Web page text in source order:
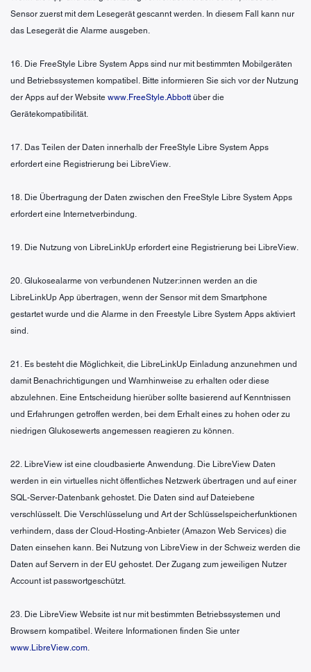
Sensor zuerst mit dem Lesegerät gescannt werden. In diesem Fall kann nur
das Lesegerät die Alarme ausgeben.
16. Die FreeStyle Libre System Apps sind nur mit bestimmten Mobilgeräten
und Betriebssystemen kompatibel. Bitte informieren Sie sich vor der Nutzung
der Apps auf der Website www.FreeStyle.Abbott über die
Gerätekompatibilität.
17. Das Teilen der Daten innerhalb der FreeStyle Libre System Apps
erfordert eine Registrierung bei LibreView.
18. Die Übertragung der Daten zwischen den FreeStyle Libre System Apps
erfordert eine Internetverbindung.
19. Die Nutzung von LibreLinkUp erfordert eine Registrierung bei LibreView.
20. Glukosealarme von verbundenen Nutzer:innen werden an die
LibreLinkUp App übertragen, wenn der Sensor mit dem Smartphone
gestartet wurde und die Alarme in den Freestyle Libre System Apps aktiviert
sind.
21. Es besteht die Möglichkeit, die LibreLinkUp Einladung anzunehmen und
damit Benachrichtigungen und Warnhinweise zu erhalten oder diese
abzulehnen. Eine Entscheidung hierüber sollte basierend auf Kenntnissen
und Erfahrungen getroffen werden, bei dem Erhalt eines zu hohen oder zu
niedrigen Glukosewerts angemessen reagieren zu können.
22. LibreView ist eine cloudbasierte Anwendung. Die LibreView Daten
werden in ein virtuelles nicht öffentliches Netzwerk übertragen und auf einer
SQL-Server-Datenbank gehostet. Die Daten sind auf Dateiebene
verschlüsselt. Die Verschlüsselung und Art der Schlüsselspeicherfunktionen
verhindern, dass der Cloud-Hosting-Anbieter (Amazon Web Services) die
Daten einsehen kann. Bei Nutzung von LibreView in der Schweiz werden die
Daten auf Servern in der EU gehostet. Der Zugang zum jeweiligen Nutzer
Account ist passwortgeschützt.
23. Die LibreView Website ist nur mit bestimmten Betriebssystemen und
Browsern kompatibel. Weitere Informationen finden Sie unter
www.LibreView.com.